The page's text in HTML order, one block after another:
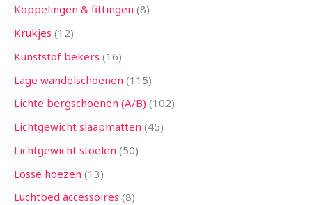
Koppelingen & fittingen 8
Krukjes 12
Kunststof bekers 16
Lage wandelschoenen 115
Lichte bergschoenen (A/B) 102
Lichtgewicht slaapmatten 45
Lichtgewicht stoelen 50
Losse hoezen 13
Luchtbed accessoires 8